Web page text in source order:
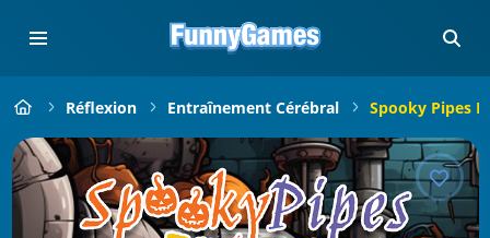
Réflexion Entraînement Cérébral Spooky Pipes